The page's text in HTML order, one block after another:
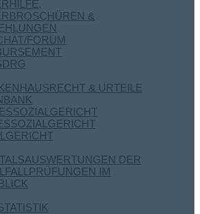
&
FORUM
& URTEILE
DER
IM